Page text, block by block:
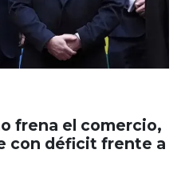
frena el comercio,
con déficit frente a